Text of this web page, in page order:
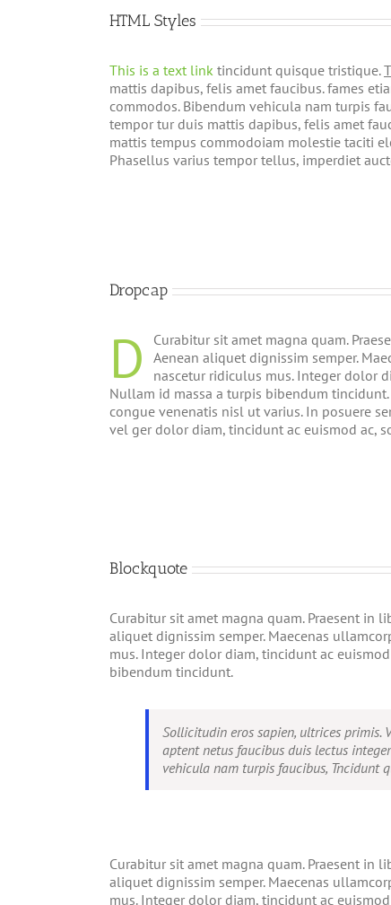
HTML Styles
This is a text link tincidunt quisque tristique.
mattis dapibus, felis amet faucibus. fames
commodos. Bibendum vehicula nam turpis
tempor tur duis mattis dapibus, felis amet
mattis tempus commodoiam molestie taciti
Phasellus varius tempor tellus, imperdiet
Dropcap
D
Curabitur sit amet magna quam.
Aenean aliquet dignissim semper.
nascetur ridiculus mus. Integer dolor
Nullam id massa a turpis bibendum
congue venenatis nisl ut varius. In posuere
vel ger dolor diam, tincidunt ac euismod ac,
Blockquote
Curabitur sit amet magna quam. Praesent in
aliquet dignissim semper. Maecenas
mus. Integer dolor diam, tincidunt ac
bibendum tincidunt.
Sollicitudin eros sapien, ultrices primis.
aptent netus faucibus duis lectus
vehicula nam turpis faucibus, Tncidunt
Curabitur sit amet magna quam. Praesent in
aliquet dignissim semper. Maecenas
mus. Integer dolor diam, tincidunt ac